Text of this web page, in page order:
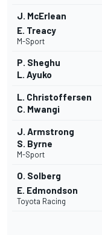
J. McErlean
E. Treacy
M-Sport
P. Sheghu
L. Ayuko
L. Christoffersen
C. Mwangi
J. Armstrong
S. Byrne
M-Sport
O. Solberg
E. Edmondson
Toyota Racing